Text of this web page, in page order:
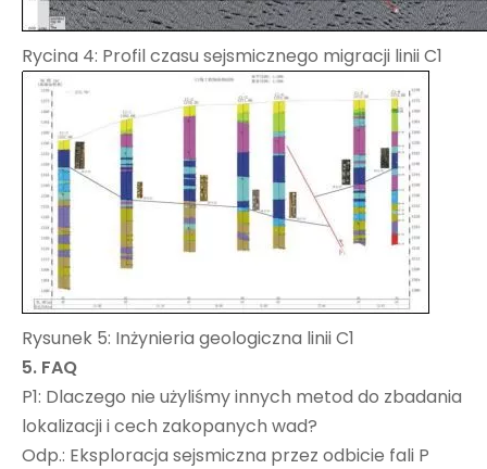
Rycina 4: Profil czasu sejsmicznego migracji linii C1
Rysunek 5: Inżynieria geologiczna linii C1
5. FAQ
P1: Dlaczego nie użyliśmy innych metod do zbadania
lokalizacji i cech zakopanych wad?
Odp.: Eksploracja sejsmiczna przez odbicie fali P